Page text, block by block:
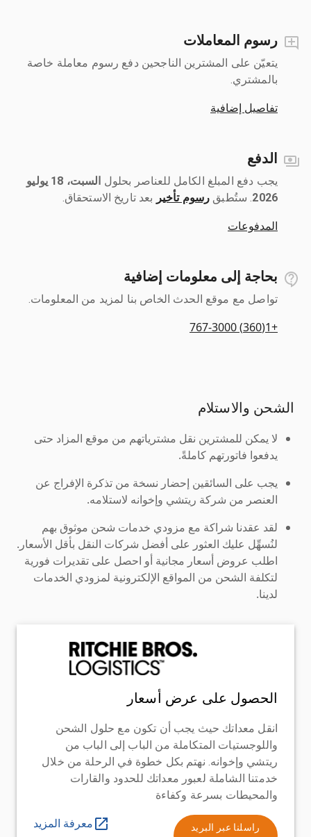
رسوم المعاملات
يتعيّن على المشترين الناجحين دفع رسوم معاملة خاصة
بالمشتري.
تفاصيل إضافية
الدفع
يجب دفع المبلغ الكامل للعناصر بحلول ‎
السبت، 18 يوليو
2026
رسوم تأخير بعد تاريخ الاستحقاق.
المدفوعات
بحاجة إلى معلومات إضافية
تواصل مع موقع الحدث الخاص بنا لمزيد من المعلومات.
+1(360) 767-3000
الشحن والاستلام
لا يمكن للمشترين نقل مشترياتهم من موقع المزاد حتى
يدفعوا فاتورتهم كاملةً.
يجب على السائقين إحضار نسخة من تذكرة الإفراج عن
العنصر من شركة ريتشي وإخوانه لاستلامه.
لقد عقدنا شراكة مع مزودي خدمات شحن موثوق بهم
لنُسهِّل عليك العثور على أفضل شركات النقل بأقل الأسعار.
اطلب عروض أسعار مجانية أو احصل على تقديرات فورية
لتكلفة الشحن من المواقع الإلكترونية لمزودي الخدمات
لدينا.
الحصول على عرض أسعار
انقل معداتك حيث يجب أن تكون مع حلول الشحن
واللوجستيات المتكاملة من الباب إلى الباب من
ريتشي وإخوانه. نهتم بكل خطوة في الرحلة من خلال
خدمتنا الشاملة لعبور معداتك للحدود والقارات
والمحيطات بسرعة وكفاءة
راسلنا عبر البريد
معرفة المزيد